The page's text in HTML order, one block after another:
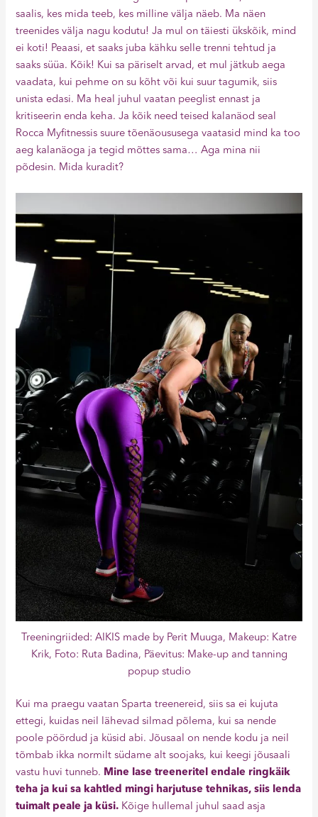
saalis, kes mida teeb, kes milline välja näeb. Ma näen
treenides välja nagu kodutu! Ja mul on täiesti ükskõik, mind
ei koti! Peaasi, et saaks juba kähku selle trenni tehtud ja
saaks süüa. Kõik! Kui sa päriselt arvad, et mul jätkub aega
vaadata, kui pehme on su kõht või kui suur tagumik, siis
unista edasi. Ma heal juhul vaatan peeglist ennast ja
kritiseerin enda keha. Ja kõik need teised kalanäod seal
Rocca Myfitnessis suure tõenäoususega vaatasid mind ka too
aeg kalanäoga ja tegid mõttes sama… Aga mina nii
põdesin. Mida kuradit?
Treeningriided: AIKIS made by Perit Muuga, Makeup: Katre
Krik, Foto: Ruta Badina, Päevitus: Make-up and tanning
popup studio
Kui ma praegu vaatan Sparta treenereid, siis sa ei kujuta
ettegi, kuidas neil lähevad silmad põlema, kui sa nende
poole pöördud ja küsid abi. Jõusaal on nende kodu ja neil
tõmbab ikka normilt südame alt soojaks, kui keegi jõusaali
vastu huvi tunneb. Mine lase treeneritel endale ringkäik
teha ja kui sa kahtled mingi harjutuse tehnikas, siis lenda
tuimalt peale ja küsi. Kõige hullemal juhul saad asja